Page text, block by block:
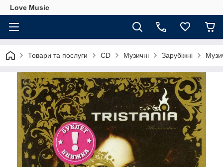
Love Music
Товари та послуги CD Музичні Зарубіжні